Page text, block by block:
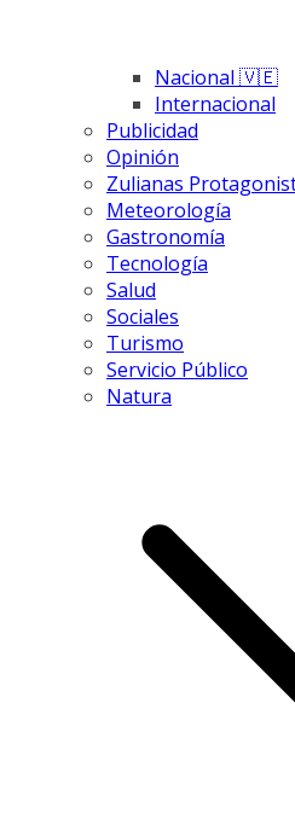
Nacional 🇻🇪
Internacional
Publicidad
Opinión
Zulianas
Meteorología
Gastronomía
Tecnología
Salud
Sociales
Turismo
Servicio Público
Natura